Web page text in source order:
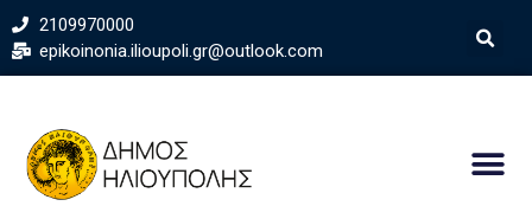
2109970000
epikoinonia.ilioupoli.gr@outlook.com